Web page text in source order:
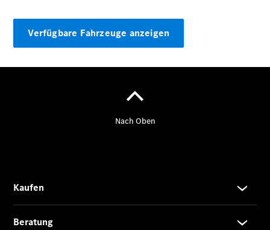
Maybach S-
Klasse
elektrisch
Verfügbare Fahrzeuge anzeigen